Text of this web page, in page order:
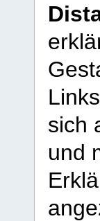
sich
und